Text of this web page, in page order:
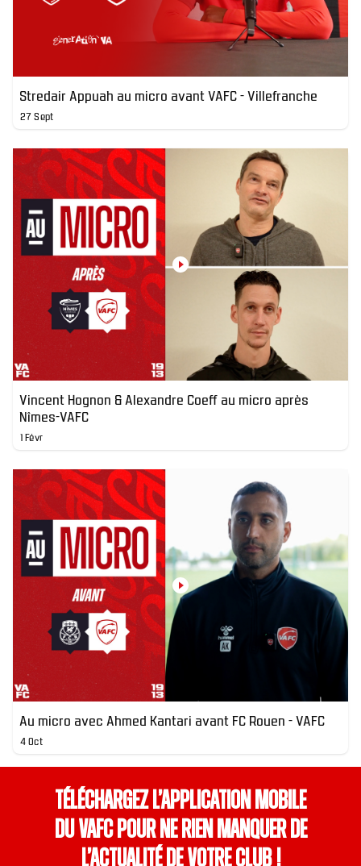
Stredair Appuah au micro avant VAFC - Villefranche
27 Sept
Vincent Hognon & Alexandre Coeff au micro après
Nîmes-VAFC
1 Févr
Au micro avec Ahmed Kantari avant FC Rouen - VAFC
4 Oct
Téléchargez l’application mobile
du VAFC pour ne rien manquer de
l’actualité de votre club !